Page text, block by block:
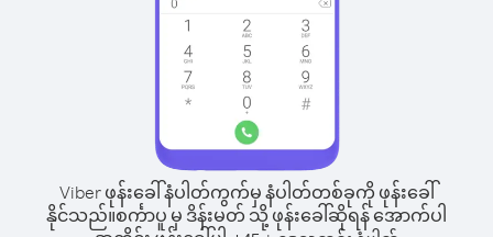
Viber ဖုန်းခေါ်နံပါတ်ကွက်မှ နံပါတ်တစ်ခုကို ဖုန်းခေါ်
နိုင်သည်။စင်္ကာပူ မှ ဒိန်းမတ် သို့ ဖုန်းခေါ်ဆိုရန် အောက်ပါ